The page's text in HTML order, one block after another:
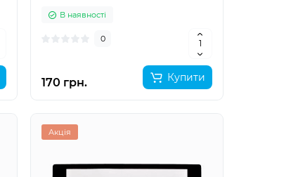
В наявності
0
170 грн. Купити
Акція